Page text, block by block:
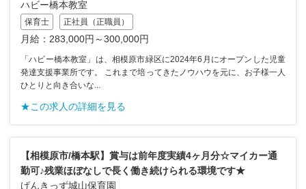
ハビー橋本教室
保育士 正社員（正職員）
月給：283,000円～300,000円
「ハビー橋本教室」は、相模原市緑区に2024年6月にオープンした児童
発達支援事業所です。 これまで培ってきたノウハウを元に、お子様一人
ひとりと向き合いな...
★この求人の詳細を見る
【相模原市/橋本駅】賞与は前年度実績4ヶ月分☆マイカー通
勤可♪残業ほぼなしで長く働き続けられる環境です★
げんきっず城山保育園